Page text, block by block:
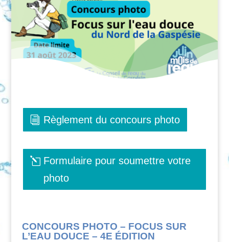
Règlement du concours photo
Formulaire pour soumettre votre
photo
CONCOURS PHOTO – FOCUS SUR
L’EAU DOUCE – 4E ÉDITION